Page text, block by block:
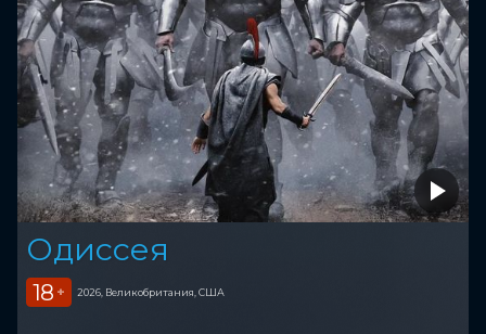
Одиссея
18 + 2026, Великобритания, США